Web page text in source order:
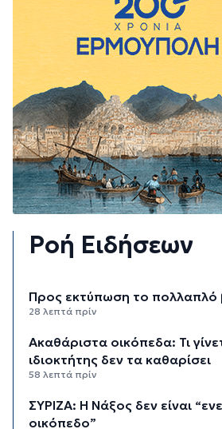
Ροή Ειδήσεων
Προς εκτύπωση το πολλαπλό
28 λεπτά πρίν
Ακαθάριστα οικόπεδα: Τι
ιδιοκτήτης δεν τα καθαρίσει
58 λεπτά πρίν
ΣΥΡΙΖΑ: Η Νάξος δεν είναι
οικόπεδο”